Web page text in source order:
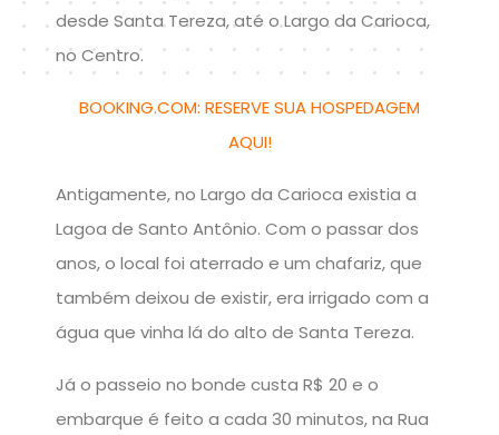
desde Santa Tereza, até o Largo da Carioca,
no Centro.
BOOKING.COM: RESERVE SUA HOSPEDAGEM
AQUI!
Antigamente, no Largo da Carioca existia a
Lagoa de Santo Antônio. Com o passar dos
anos, o local foi aterrado e um chafariz, que
também deixou de existir, era irrigado com a
água que vinha lá do alto de Santa Tereza.
Já o passeio no bonde custa R$ 20 e o
embarque é feito a cada 30 minutos, na Rua